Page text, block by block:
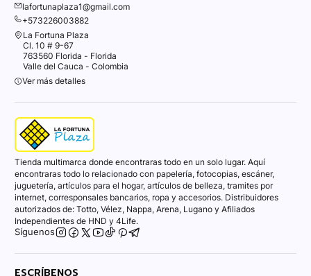
lafortunaplaza1@gmail.com
+573226003882
La Fortuna Plaza
Cl. 10 # 9-67
763560 Florida - Florida
Valle del Cauca - Colombia
Ver más detalles
Tienda multimarca donde encontraras todo en un solo lugar. Aquí
encontraras todo lo relacionado con papelería, fotocopias, escáner,
juguetería, artículos para el hogar, artículos de belleza, tramites por
internet, corresponsales bancarios, ropa y accesorios. Distribuidores
autorizados de: Totto, Vélez, Nappa, Arena, Lugano y Afiliados
Independientes de HND y 4Life.
Síguenos
ESCRÍBENOS